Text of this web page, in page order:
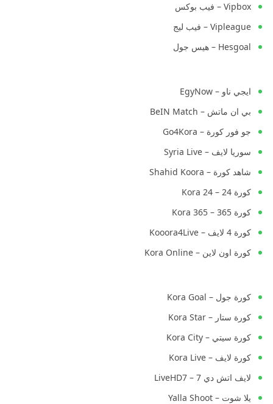
Vipbox – فيب بوكس
Vipleague – فيب ليج
Hesgoal – هيس جول
ايجي ناو – EgyNow
بي ان ماتش – BeIN Match
جو فور كورة – Go4Kora
سوريا لايف – Syria Live
شاهد كورة – Shahid Koora
كورة 24 – Kora 24
كورة 365 – Kora 365
كورة 4 لايف – Kooora4Live
كورة اون لاين – Kora Online
كورة جول – Kora Goal
كورة ستار – Kora Star
كورة سيتي – Kora City
كورة لايف – Kora Live
لايف اتش دي 7 – LiveHD7
يلا شوت – Yalla Shoot